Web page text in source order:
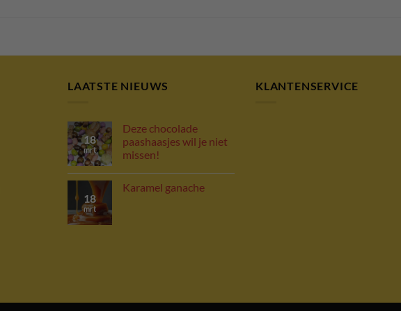
LAATSTE NIEUWS
18
mrt
Deze chocolade
paashaasjes wil je niet
missen!
18
mrt
Karamel ganache
KLANTENSERVICE